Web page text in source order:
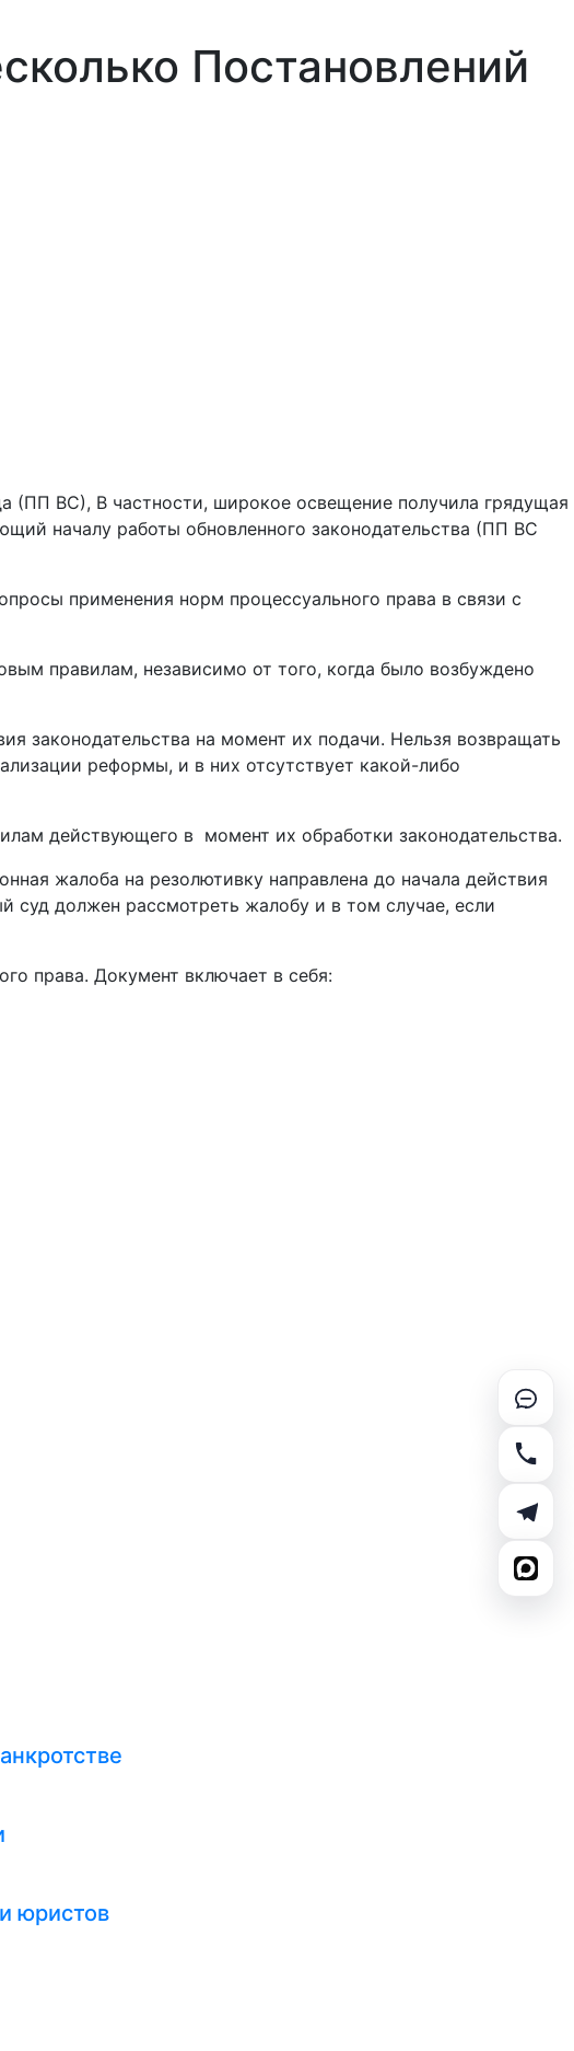
Постановлений
(ПП ВС), В частности, широкое освещение получила грядущая
началу работы обновленного законодательства (ПП ВС
применения норм процессуального права в связи с
правилам, независимо от того, когда было возбуждено
законодательства на момент их подачи. Нельзя возвращать
реформы, и в них отсутствует какой-либо
действующего в момент их обработки законодательства.
жалоба на резолютивку направлена до начала действия
суд должен рассмотреть жалобу и в том случае, если
права. Документ включает в себя:
юристов